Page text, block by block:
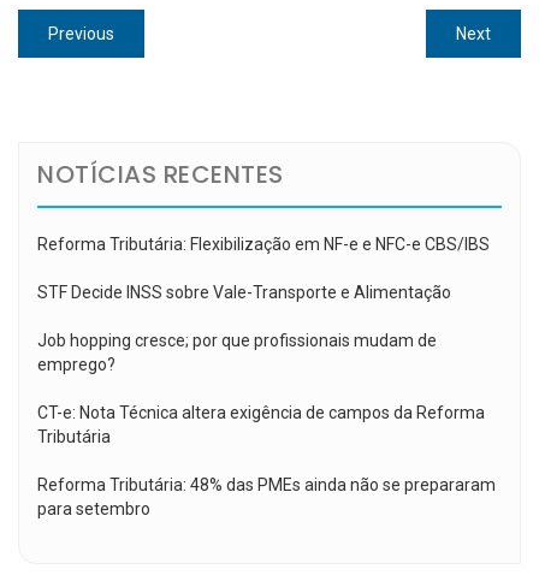
Navegação
de
Previous
post:
NextNext
post:
NOTÍCIAS RECENTES
Reforma Tributária: Flexibilização em NF-e e NFC-e CBS/IBS
STF Decide INSS sobre Vale-Transporte e Alimentação
Job hopping cresce; por que profissionais mudam de
emprego?
CT-e: Nota Técnica altera exigência de campos da Reforma
Tributária
Reforma Tributária: 48% das PMEs ainda não se prepararam
para setembro